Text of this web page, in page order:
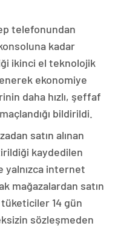
telefonundan
kadar
ikinci el teknolojik
ekonomiye
daha hızlı, şeffaf
bildirildi.
satın alınan
kaydedilen
yalnızca internet
mağazalardan satın
14 gün
sözleşmeden